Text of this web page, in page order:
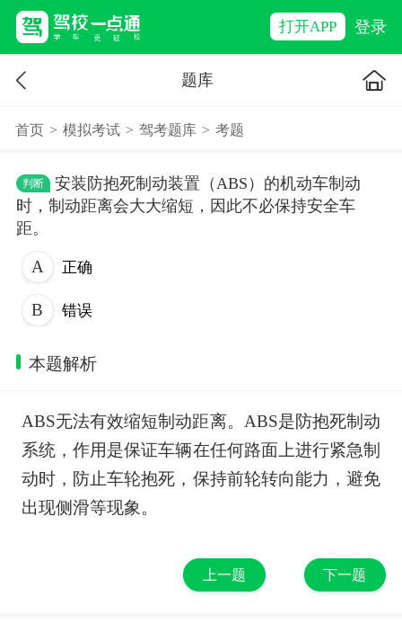
打开APP 登录
题库
首页 > 模拟考试 > 驾考题库 > 考题
判断
安装防抱死制动装置（ABS）的机动车制动
时，制动距离会大大缩短，因此不必保持安全车
距。
正确
错误
本题解析
ABS无法有效缩短制动距离。ABS是防抱死制动
系统，作用是保证车辆在任何路面上进行紧急制
动时，防止车轮抱死，保持前轮转向能力，避免
出现侧滑等现象。
上一题 下一题